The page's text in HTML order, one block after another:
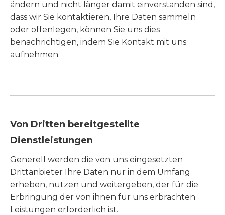
ändern und nicht länger damit einverstanden sind,
dass wir Sie kontaktieren, Ihre Daten sammeln
oder offenlegen, können Sie uns dies
benachrichtigen, indem Sie Kontakt mit uns
aufnehmen.
Von Dritten bereitgestellte
Dienstleistungen
Generell werden die von uns eingesetzten
Drittanbieter Ihre Daten nur in dem Umfang
erheben, nutzen und weitergeben, der für die
Erbringung der von ihnen für uns erbrachten
Leistungen erforderlich ist.